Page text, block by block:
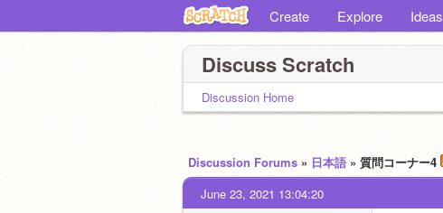
Create Explore Ideas
Discuss Scratch
Discussion Home
Discussion Forums » 日本語 » 質問コーナー4
June 23, 2021 13:04:20